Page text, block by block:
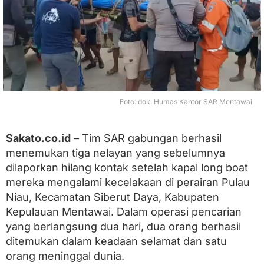
e
r
h
a
s
i
l
T
a
T
i
g
N
e
l
a
y
a
n
Foto: dok. Humas Kantor SAR Mentawai
Sakato.co.id – Tim SAR gabungan berhasil
menemukan tiga nelayan yang sebelumnya
dilaporkan hilang kontak setelah kapal long boat
mereka mengalami kecelakaan di perairan Pulau
Niau, Kecamatan Siberut Daya, Kabupaten
Kepulauan Mentawai. Dalam operasi pencarian
yang berlangsung dua hari, dua orang berhasil
ditemukan dalam keadaan selamat dan satu
orang meninggal dunia.